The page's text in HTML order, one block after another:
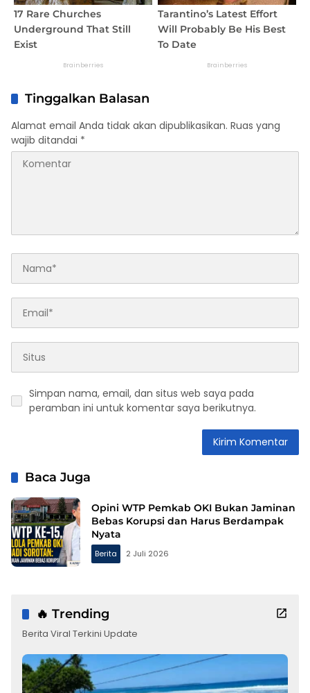
Tinggalkan Balasan
Alamat email Anda tidak akan dipublikasikan. Ruas yang
wajib ditandai *
Simpan nama, email, dan situs web saya pada
peramban ini untuk komentar saya berikutnya.
Baca Juga
Opini WTP Pemkab OKI Bukan Jaminan
Bebas Korupsi dan Harus Berdampak
Nyata
Berita 2 Juli 2026
🔥 Trending
Berita Viral Terkini Update